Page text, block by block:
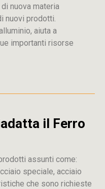
nuova materia
nuovi prodotti.
aiuta a
importanti risorse
il Ferro
assunti come:
speciale, acciaio
che sono richieste